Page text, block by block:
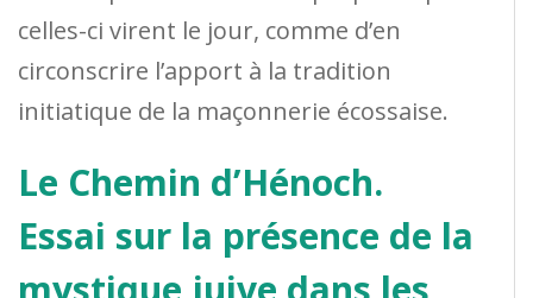
celles-ci virent le jour, comme d’en
circonscrire l’apport à la tradition
initiatique de la maçonnerie écossaise.
Le Chemin d’Hénoch.
Essai sur la présence de la